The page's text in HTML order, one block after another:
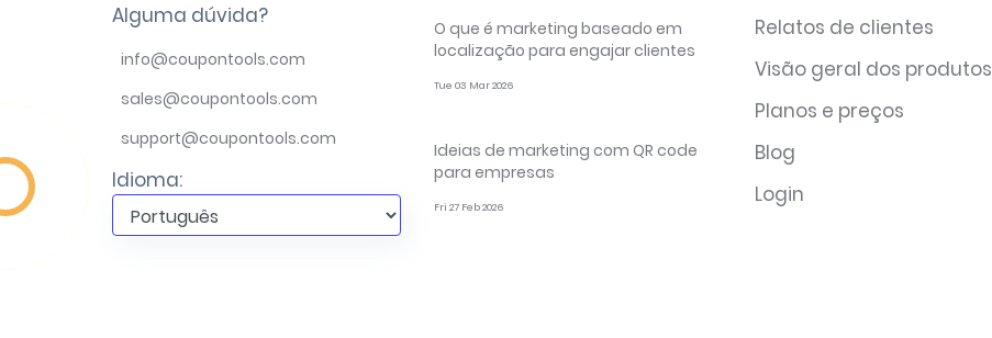
Alguma dúvida?
info@coupontools.com
sales@coupontools.com
support@coupontools.com
Idioma:
O que é marketing baseado em
localização para engajar clientes
Tue 03 Mar 2026
Ideias de marketing com QR code
para empresas
Fri 27 Feb 2026
Relatos de clientes
Visão geral dos produtos
Planos e preços
Blog
Login